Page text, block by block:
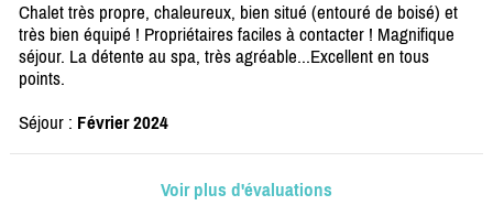
Chalet très propre, chaleureux, bien situé (entouré de boisé) et
très bien équipé ! Propriétaires faciles à contacter ! Magnifique
séjour. La détente au spa, très agréable...Excellent en tous
points.
Séjour : Février 2024
Voir plus d'évaluations